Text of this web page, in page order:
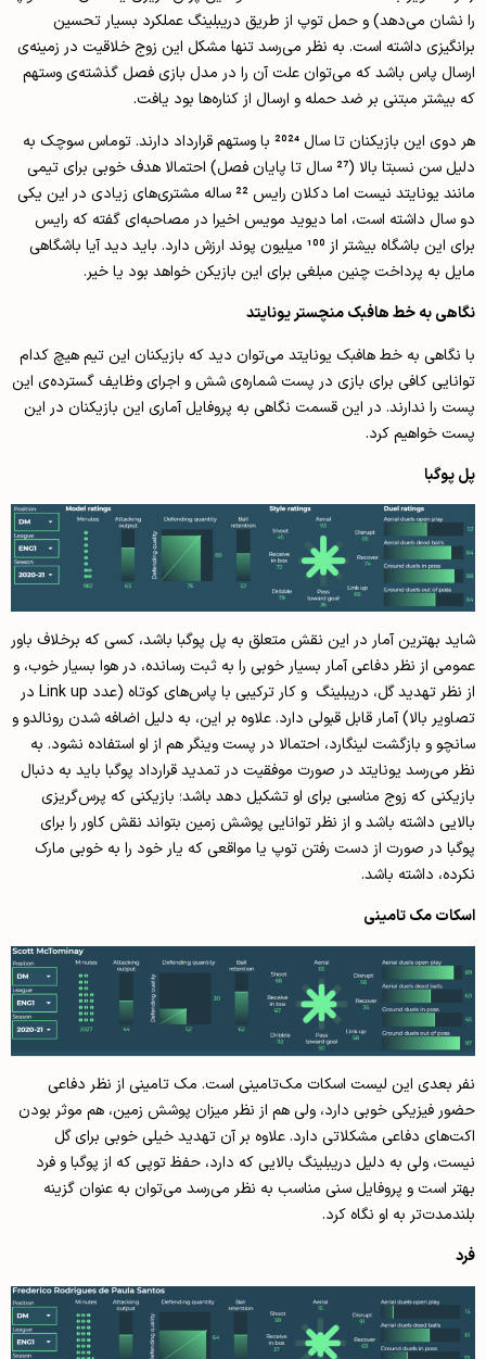
را نشان می‌دهد) و حمل توپ از طریق دریبلینگ عملکرد بسیار تحسین
برانگیزی داشته است. به نظر می‌رسد تنها مشکل این زوج خلاقیت در زمینه‌ی
ارسال پاس باشد که می‌توان علت آن را در مدل بازی فصل گذشته‌ی وستهم
که بیشتر مبتنی بر ضد حمله و ارسال از کناره‌ها بود یافت.
هر دوی این بازیکنان تا سال 2024 با وستهم قرارداد دارند. توماس سوچک به
دلیل سن نسبتا بالا (27 سال تا پایان فصل) احتمالا هدف خوبی برای تیمی
مانند یونایتد نیست اما دکلان رایس 22 ساله مشتری‌های زیادی در این یکی
دو سال داشته است، اما دیوید مویس اخیرا در مصاحبه‌ای گفته که رایس
برای این باشگاه بیشتر از 100 میلیون پوند ارزش دارد. باید دید آیا باشگاهی
مایل به پرداخت چنین مبلغی برای این بازیکن خواهد بود یا خیر.
نگاهی به خط هافبک منچستر یونایتد
با نگاهی به خط هافبک یونایتد می‌توان دید که بازیکنان این تیم هیچ کدام
توانایی کافی برای بازی در پست شماره‌ی شش و اجرای وظایف گسترده‌ی این
پست را ندارند. در این قسمت نگاهی به پروفایل آماری این بازیکنان در این
پست خواهیم کرد.
پل پوگبا
شاید بهترین آمار در این نقش متعلق به پل پوگبا باشد، کسی که برخلاف باور
عمومی از نظر دفاعی آمار بسیار خوبی را به ثبت رسانده، در هوا بسیار خوب، و
از نظر تهدید گل، دریبلینگ و کار ترکیبی با پاس‌های کوتاه (عدد Link up در
تصاویر بالا) آمار قابل قبولی دارد. علاوه بر این، به دلیل اضافه شدن رونالدو و
سانچو و بازگشت لینگارد، احتمالا در پست وینگر هم از او استفاده نشود. به
نظر می‌رسد یونایتد در صورت موفقیت در تمدید قرارداد پوگبا باید به دنبال
بازیکنی که زوج مناسبی برای او تشکیل دهد باشد؛ بازیکنی که پرس‌گریزی
بالایی داشته باشد و از نظر توانایی پوشش زمین بتواند نقش کاور را برای
پوگبا در صورت از دست رفتن توپ یا مواقعی که یار خود را به خوبی مارک
نکرده، داشته باشد.
اسکات مک تامینی
نفر بعدی این لیست اسکات مک‌تامینی است. مک تامینی از نظر دفاعی
حضور فیزیکی خوبی دارد، ولی هم از نظر میزان پوشش زمین، هم موثر بودن
اکت‌های دفاعی مشکلاتی دارد. علاوه بر آن تهدید خیلی خوبی برای گل
نیست، ولی به دلیل دریبلینگ بالایی که دارد، حفظ توپی که از پوگبا و فرد
بهتر است و پروفایل سنی مناسب به نظر می‌رسد می‌‌توان به عنوان گزینه
بلندمدت‌تر به او نگاه کرد.
فرد